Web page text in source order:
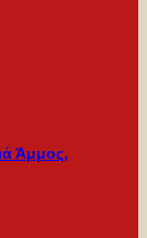
Άμμος,